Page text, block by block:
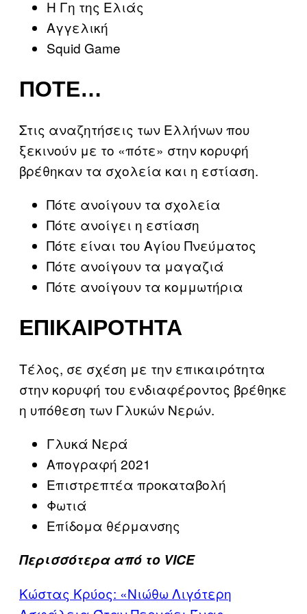
H Γη της Ελιάς
Αγγελική
Squid Game
ΠΌΤΕ…
Στις αναζητήσεις των Ελλήνων που
ξεκινούν με το «πότε» στην κορυφή
βρέθηκαν τα σχολεία και η εστίαση.
Πότε ανοίγουν τα σχολεία
Πότε ανοίγει η εστίαση
Πότε είναι του Αγίου Πνεύματος
Πότε ανοίγουν τα μαγαζιά
Πότε ανοίγουν τα κομμωτήρια
ΕΠΙΚΑΙΡΌΤΗΤΑ
Τέλος, σε σχέση με την επικαιρότητα
στην κορυφή του ενδιαφέροντος βρέθηκε
η υπόθεση των Γλυκών Νερών.
Γλυκά Νερά
Απογραφή 2021
Επιστρεπτέα προκαταβολή
Φωτιά
Επίδομα θέρμανσης
Περισσότερα από το VICE
Κώστας Κρύος: «Νιώθω Λιγότερη